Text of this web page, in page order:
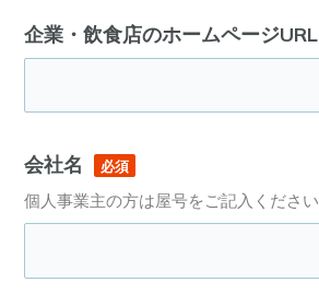
企業・飲食店のホームページURL
会社名 必須
個人事業主の方は屋号をご記入ください